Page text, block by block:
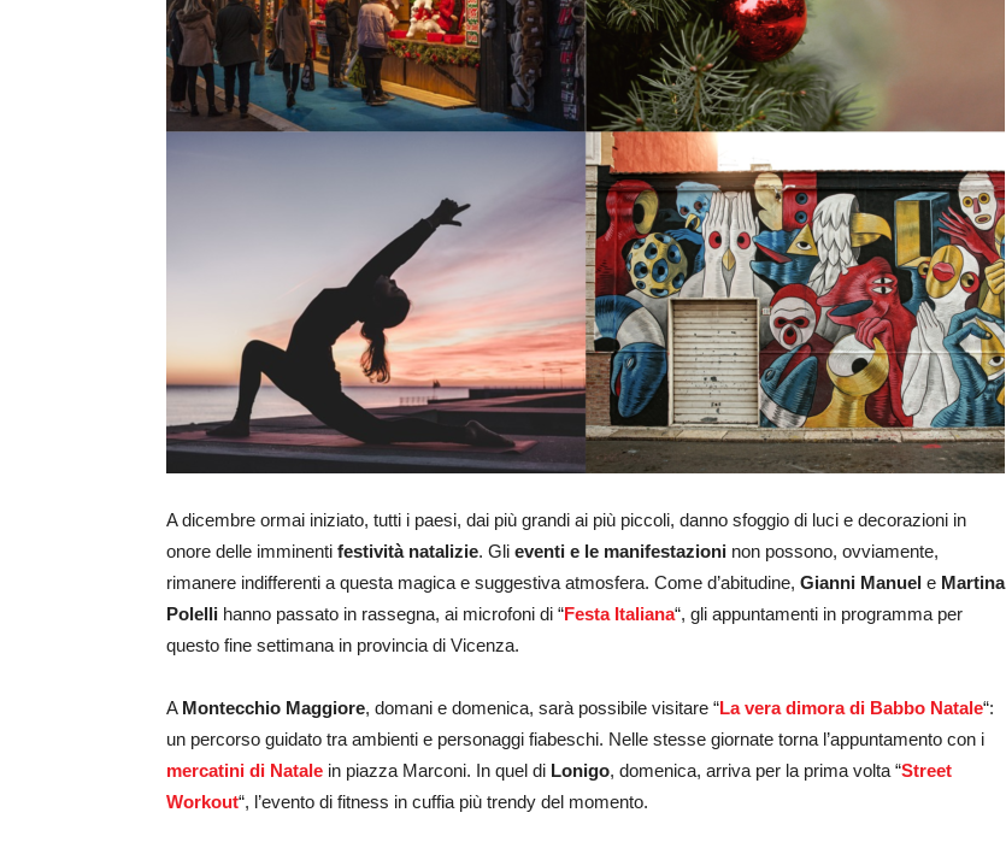
A dicembre ormai iniziato, tutti i paesi, dai più grandi ai più piccoli, danno sfoggio di luci e decorazioni in
onore delle imminenti festività natalizie. Gli eventi e le manifestazioni non possono, ovviamente,
rimanere indifferenti a questa magica e suggestiva atmosfera. Come d’abitudine, Gianni Manuel e Martina
Polelli hanno passato in rassegna, ai microfoni di “Festa Italiana“, gli appuntamenti in programma per
questo fine settimana in provincia di Vicenza.
A Montecchio Maggiore, domani e domenica, sarà possibile visitare “La vera dimora di Babbo Natale“:
un percorso guidato tra ambienti e personaggi fiabeschi. Nelle stesse giornate torna l’appuntamento con i
mercatini di Natale in piazza Marconi. In quel di Lonigo, domenica, arriva per la prima volta “Street
Workout“, l’evento di fitness in cuffia più trendy del momento.